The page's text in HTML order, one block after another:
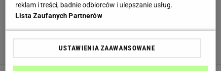
reklam i treści, badnie odbiorców i ulepszanie usług.
Lista Zaufanych Partnerów
USTAWIENIA ZAAWANSOWANE